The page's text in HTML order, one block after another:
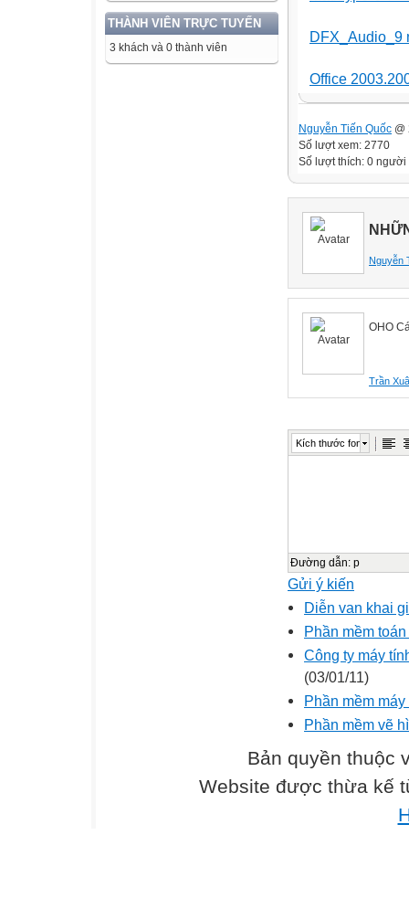
THÀNH VIÊN TRỰC TUYẾN
3 khách và 0 thành viên
DFX_Audio_9
Office
Nguyễn Tiến Quốc @
Số lượt xem: 2770
Số lượt thích: 0 người
Nguyễn
OHO
Trần
Kích thước font
Đường dẫn: p
Gửi ý kiến
Diễn va­n khai
Phần mềm
Công ty máy
(03/01/11)
Phần mềm
Phần mềm vẽ
Bản quyền thuộc
Website được thừa kế